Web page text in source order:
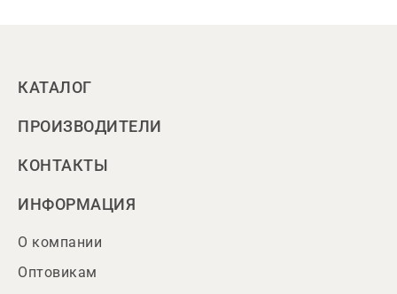
КАТАЛОГ
ПРОИЗВОДИТЕЛИ
КОНТАКТЫ
ИНФОРМАЦИЯ
О компании
Оптовикам